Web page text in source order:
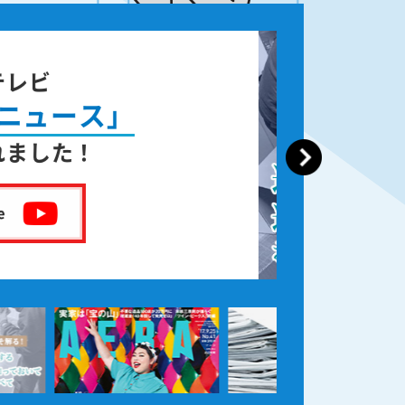
出版
た後の遺品整理
した！